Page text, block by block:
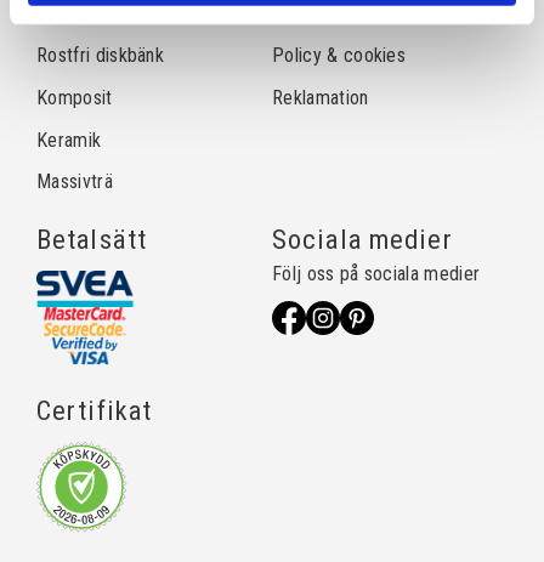
Natursten
Rostfri diskbänk
Komposit
Keramik
Massivträ
Köpvillkor
Policy & cookies
Reklamation
Betalsätt
Certifikat
Sociala medier
Följ oss på sociala medier